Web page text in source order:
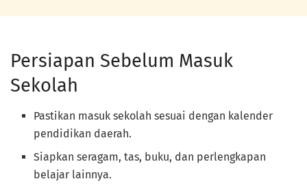
Persiapan Sebelum Masuk
Sekolah
Pastikan masuk sekolah sesuai dengan kalender
pendidikan daerah.
Siapkan seragam, tas, buku, dan perlengkapan
belajar lainnya.